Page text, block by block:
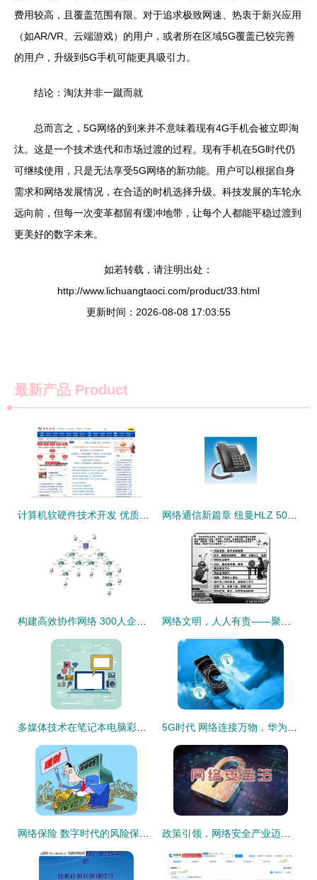
费用较高，且覆盖范围有限。对于追求极致网速、热衷于新兴应用
（如AR/VR、云端游戏）的用户，或者所在区域5G覆盖已较完善
的用户，升级到5G手机可能更具吸引力。
结论：淘汰并非一蹴而就
总而言之，5G网络的到来并不意味着现有4G手机会被立即淘
汰。这是一个技术迭代和市场过渡的过程。现有手机在5G时代仍
可继续使用，只是无法享受5G网络的新功能。用户可以根据自身
需求和网络发展情况，在合适的时机选择升级。科技发展的车轮永
远向前，但每一次变革都留有缓冲地带，让每个人都能平稳过渡到
更美好的数字未来。
如若转载，请注明出处：
http://www.lichuangtaoci.com/product/33.html
更新时间：2026-08-08 17:03:55
最新产品 Product